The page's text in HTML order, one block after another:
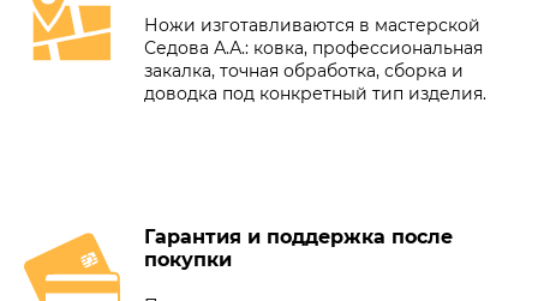
Ножи изготавливаются в мастерской
Седова А.А.: ковка, профессиональная
закалка, точная обработка, сборка и
доводка под конкретный тип изделия.
Гарантия и поддержка после
покупки